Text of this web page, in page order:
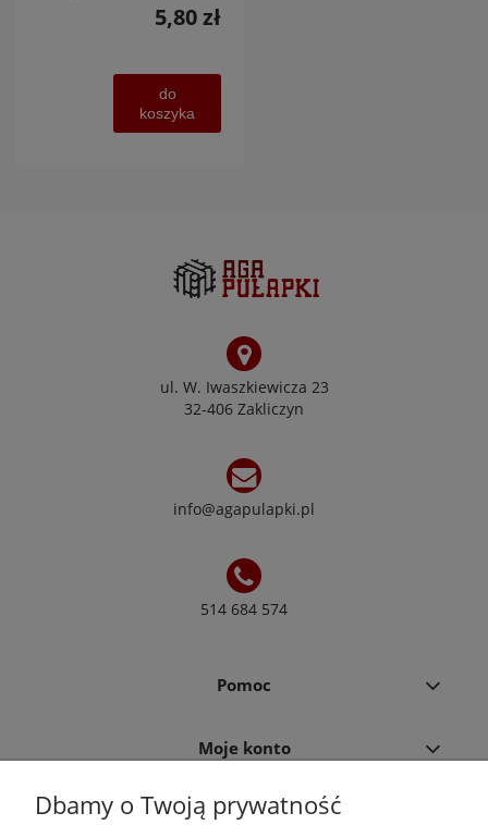
5,80 zł
do
koszyka
ul. W. Iwaszkiewicza 23
32-406 Zakliczyn
info@agapulapki.pl
514 684 574
Pomoc
Moje konto
Płatności i dostawa
Dbamy o Twoją prywatność